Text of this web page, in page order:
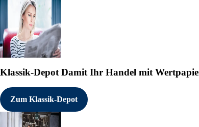
Klassik-DepotDamit Ihr Handel mit
Zum Klassik-Depot